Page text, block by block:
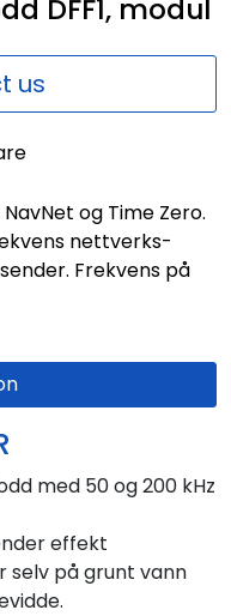
DFF1, modul
us
og Time Zero.
nettverks-
Frekvens på
med 50 og 200 kHz
effekt
selv på grunt vann